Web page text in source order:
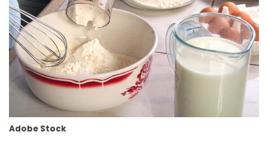
Adobe Stock